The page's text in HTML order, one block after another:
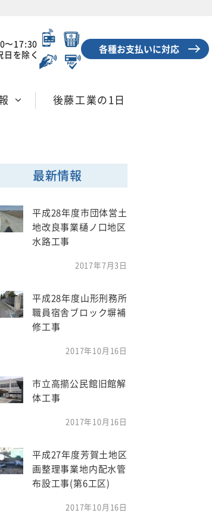
〜17:30
を除く
各種お支払いに対応
後藤工業の1日
最新情報
平成28年度市団体営土
地改良事業樋ノ口地区
水路工事
2017年7月3日
平成28年度山形刑務所
職員宿舎ブロック塀補
修工事
2017年10月16日
市立高擶公民館旧館解
体工事
2017年10月16日
平成27年度芳賀土地区
画整理事業地内配水管
布設工事(第6工区)
2017年10月16日